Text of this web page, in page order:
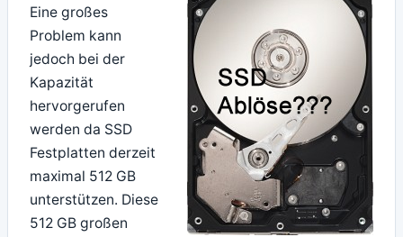
Eine großes
Problem kann
jedoch bei der
Kapazität
hervorgerufen
werden da SSD
Festplatten derzeit
maximal 512 GB
unterstützen. Diese
512 GB großen